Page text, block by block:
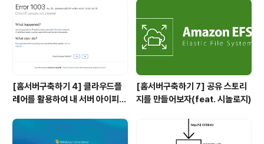
[홈서버구축하기 4] 클라우드플
레어를 활용하여 내 서버 아이피
[홈서버구축하기 7] 공유 스토리
지를 만들어보자(feat. 시놀로지)